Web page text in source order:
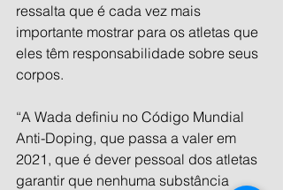
ressalta que é cada vez mais
importante mostrar para os atletas que
eles têm responsabilidade sobre seus
corpos.
“A Wada definiu no Código Mundial
Anti-Doping, que passa a valer em
2021, que é dever pessoal dos atletas
garantir que nenhuma substância